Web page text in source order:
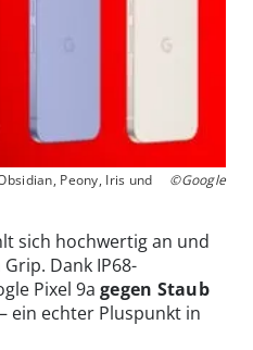
Peony, Iris und
©Google
sich hochwertig an und
Dank IP68-
Pixel 9a gegen Staub
– ein echter Pluspunkt in